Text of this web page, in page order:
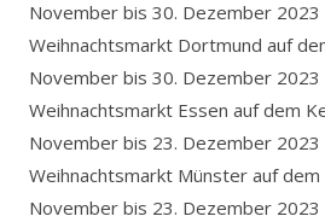
November bis 30. Dezember 2023
Weihnachtsmarkt Dortmund auf
November bis 30. Dezember 2023
Weihnachtsmarkt Essen auf dem
November bis 23. Dezember 2023
Weihnachtsmarkt Münster auf dem
November bis 23. Dezember 2023